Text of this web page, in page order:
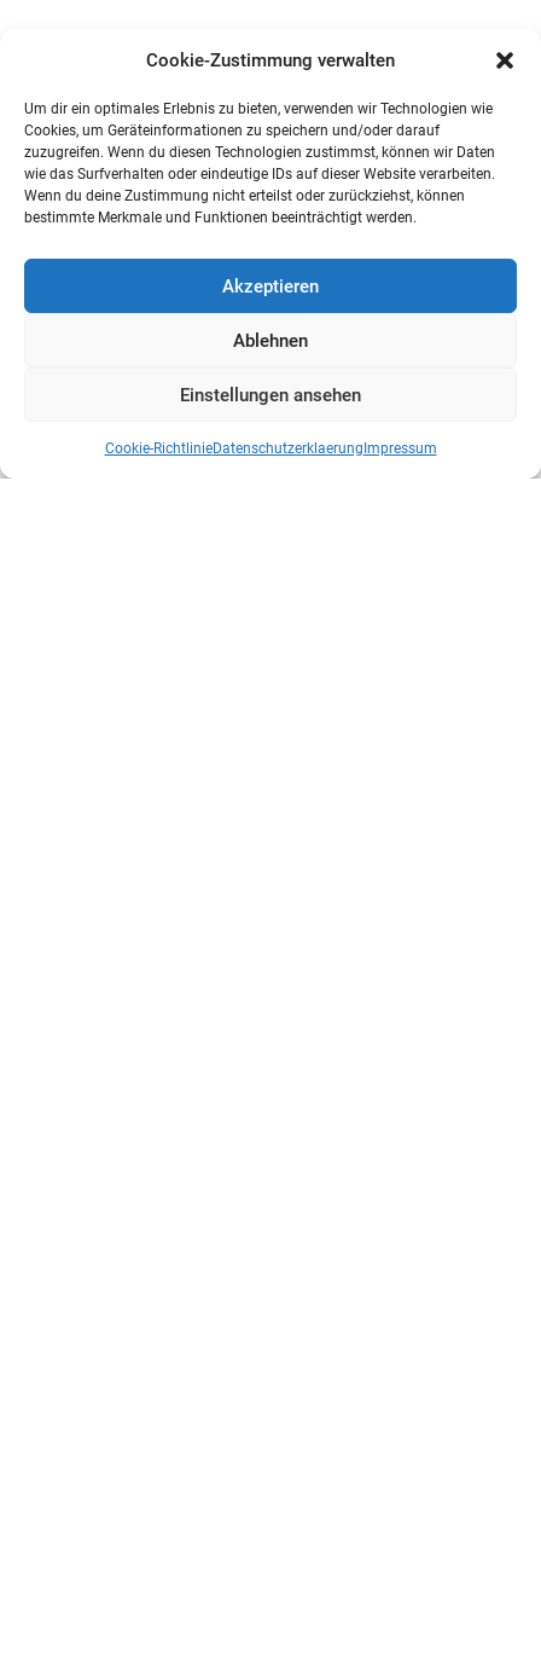
Cookie-Zustimmung verwalten
Um dir ein optimales Erlebnis zu bieten, verwenden wir Technologien wie
Cookies, um Geräteinformationen zu speichern und/oder darauf
zuzugreifen. Wenn du diesen Technologien zustimmst, können wir Daten
wie das Surfverhalten oder eindeutige IDs auf dieser Website verarbeiten.
Wenn du deine Zustimmung nicht erteilst oder zurückziehst, können
bestimmte Merkmale und Funktionen beeinträchtigt werden.
Akzeptieren
Ablehnen
Einstellungen ansehen
Cookie-RichtlinieDatenschutzerklaerung Impressum